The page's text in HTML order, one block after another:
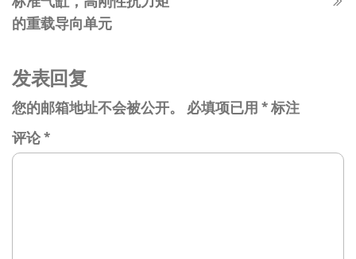
导
篇
文
的重载导向单元
发表回复
您的邮箱地址不会被公开。 必填项已用 *标注
评论*